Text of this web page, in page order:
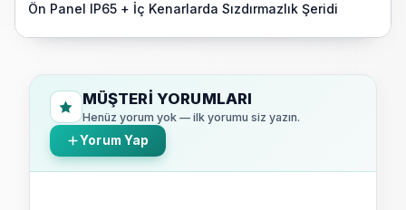
Ön Panel IP65 + İç Kenarlarda Sızdırmazlık Şeridi
MÜŞTERI YORUMLARI
Henüz yorum yok — ilk yorumu siz yazın.
Yorum Yap